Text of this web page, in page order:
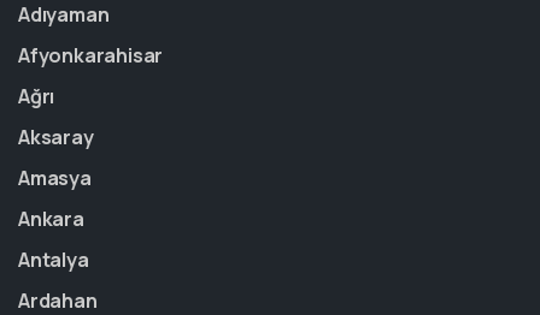
Adıyaman
Afyonkarahisar
Ağrı
Aksaray
Amasya
Ankara
Antalya
Ardahan